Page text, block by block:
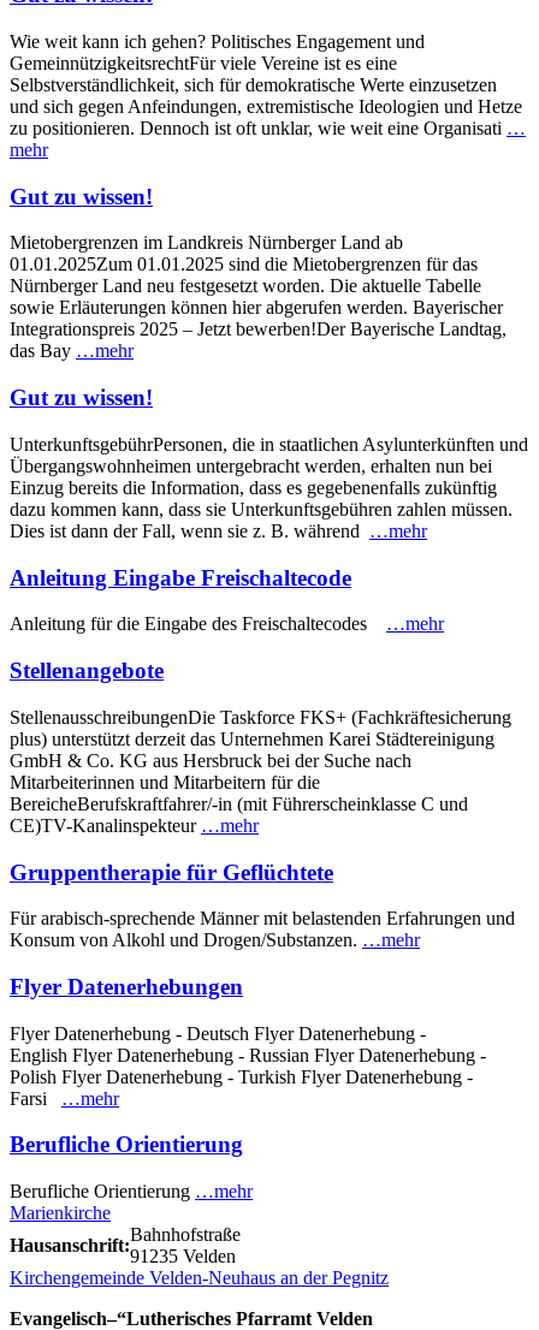
Wie weit kann ich gehen? Politisches Engagement und
GemeinnützigkeitsrechtFür viele Vereine ist es eine
Selbstverständlichkeit, sich für demokratische Werte einzusetzen
und sich gegen Anfeindungen, extremistische Ideologien und Hetze
zu positionieren. Dennoch ist oft unklar, wie weit eine Organisati …
mehr
Gut zu wissen!
Mietobergrenzen im Landkreis Nürnberger Land ab
01.01.2025Zum 01.01.2025 sind die Mietobergrenzen für das
Nürnberger Land neu festgesetzt worden. Die aktuelle Tabelle
sowie Erläuterungen können hier abgerufen werden. Bayerischer
Integrationspreis 2025 – Jetzt bewerben!Der Bayerische Landtag,
das Bay …mehr
Gut zu wissen!
UnterkunftsgebührPersonen, die in staatlichen Asylunterkünften und
Übergangswohnheimen untergebracht werden, erhalten nun bei
Einzug bereits die Information, dass es gegebenenfalls zukünftig
dazu kommen kann, dass sie Unterkunftsgebühren zahlen müssen.
Dies ist dann der Fall, wenn sie z. B. während …mehr
Anleitung Eingabe Freischaltecode
Anleitung für die Eingabe des Freischaltecodes …mehr
Stellenangebote
StellenausschreibungenDie Taskforce FKS+ (Fachkräftesicherung
plus) unterstützt derzeit das Unternehmen Karei Städtereinigung
GmbH & Co. KG aus Hersbruck bei der Suche nach
Mitarbeiterinnen und Mitarbeitern für die
BereicheBerufskraftfahrer/-in (mit Führerscheinklasse C und
CE)TV-Kanalinspekteur …mehr
Gruppentherapie für Geflüchtete
Für arabisch-sprechende Männer mit belastenden Erfahrungen und
Konsum von Alkohl und Drogen/Substanzen. …mehr
Flyer Datenerhebungen
Flyer Datenerhebung - Deutsch Flyer Datenerhebung -
English Flyer Datenerhebung - Russian Flyer Datenerhebung -
Polish Flyer Datenerhebung - Turkish Flyer Datenerhebung -
Farsi …mehr
Berufliche Orientierung
Berufliche Orientierung …mehr
Marienkirche
Hausanschrift:
Bahnhofstraße
91235 Velden
Kirchengemeinde Velden-Neuhaus an der Pegnitz
Evangelisch–“Lutherisches Pfarramt Velden